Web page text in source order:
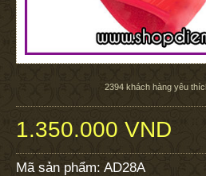
2394 khách hàng yêu
1.350.000 VND
Mã sản phẩm: AD28A